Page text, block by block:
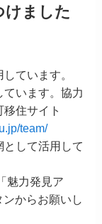
けました
ています。
います。協力
住サイト
team/
して活用して
魅力発見ア
からお願いし